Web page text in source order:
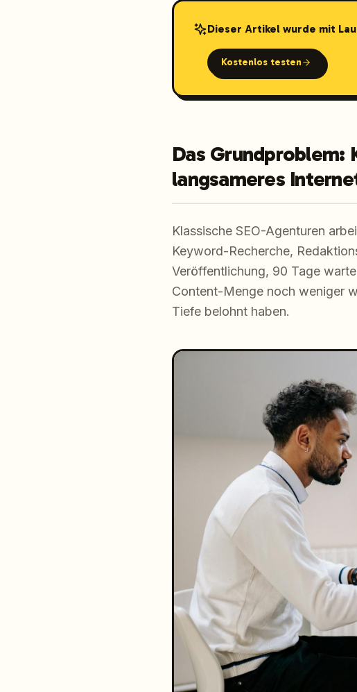
Dieser Artikel wurde mit
Kostenlos testen
Das Grundproblem:
langsameres
Klassische SEO-Agenturen
Keyword-Recherche,
Veröffentlichung, 90 Tage
Content-Menge noch weniger
Tiefe belohnt haben.